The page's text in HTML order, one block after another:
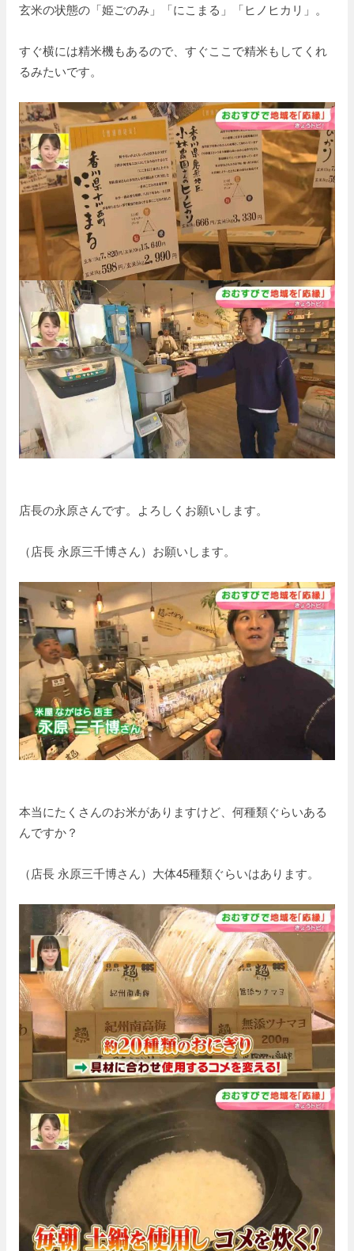
玄米の状態の「姫ごのみ」「にこまる」「ヒノヒカリ」。
すぐ横には精米機もあるので、すぐここで精米もしてくれ
るみたいです。
店長の永原さんです。よろしくお願いします。
（店長 永原三千博さん）お願いします。
本当にたくさんのお米がありますけど、何種類ぐらいある
んですか？
（店長 永原三千博さん）大体45種類ぐらいはあります。